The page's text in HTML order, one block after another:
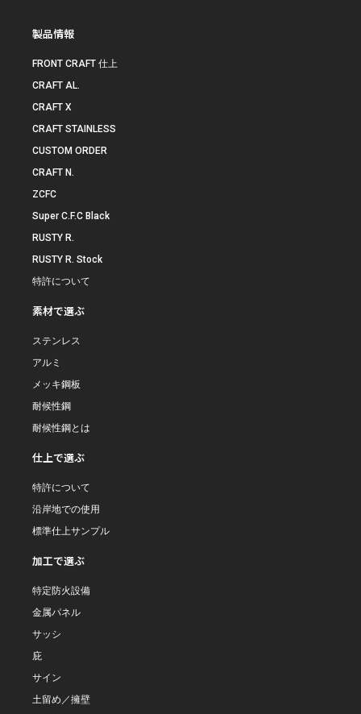
製品情報
FRONT CRAFT 仕上
CRAFT AL.
CRAFT X
CRAFT STAINLESS
CUSTOM ORDER
CRAFT N.
ZCFC
Super C.F.C Black
RUSTY R.
RUSTY R. Stock
特許について
素材で選ぶ
ステンレス
アルミ
メッキ鋼板
耐候性鋼
耐候性鋼とは
仕上で選ぶ
特許について
沿岸地での使用
標準仕上サンプル
加工で選ぶ
特定防火設備
金属パネル
サッシ
庇
サイン
土留め／擁壁